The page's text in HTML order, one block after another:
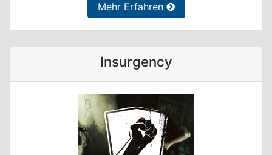
Mehr Erfahren
Insurgency